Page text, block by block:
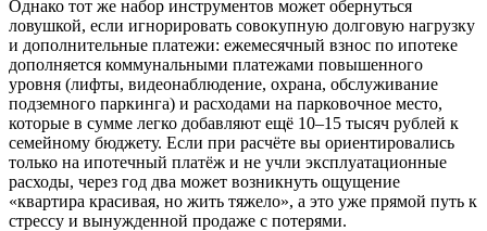
Однако тот же набор инструментов может обернуться
ловушкой, если игнорировать совокупную долговую нагрузку
и дополнительные платежи: ежемесячный взнос по ипотеке
дополняется коммунальными платежами повышенного
уровня (лифты, видеонаблюдение, охрана, обслуживание
подземного паркинга) и расходами на парковочное место,
которые в сумме легко добавляют ещё 10–15 тысяч рублей к
семейному бюджету. Если при расчёте вы ориентировались
только на ипотечный платёж и не учли эксплуатационные
расходы, через год два может возникнуть ощущение
«квартира красивая, но жить тяжело», а это уже прямой путь к
стрессу и вынужденной продаже с потерями.